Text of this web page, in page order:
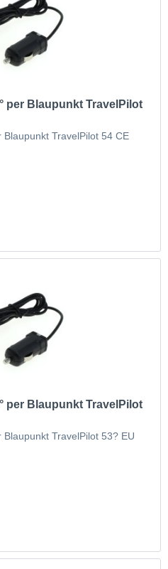
per Blaupunkt TravelPilot
TravelPilot 54 CE
per Blaupunkt TravelPilot
TravelPilot 53? EU